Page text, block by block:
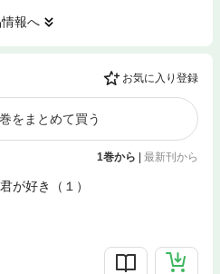
報へ
お気に入り登録
をまとめて買う
1巻から 最新刊から
が好き（１）